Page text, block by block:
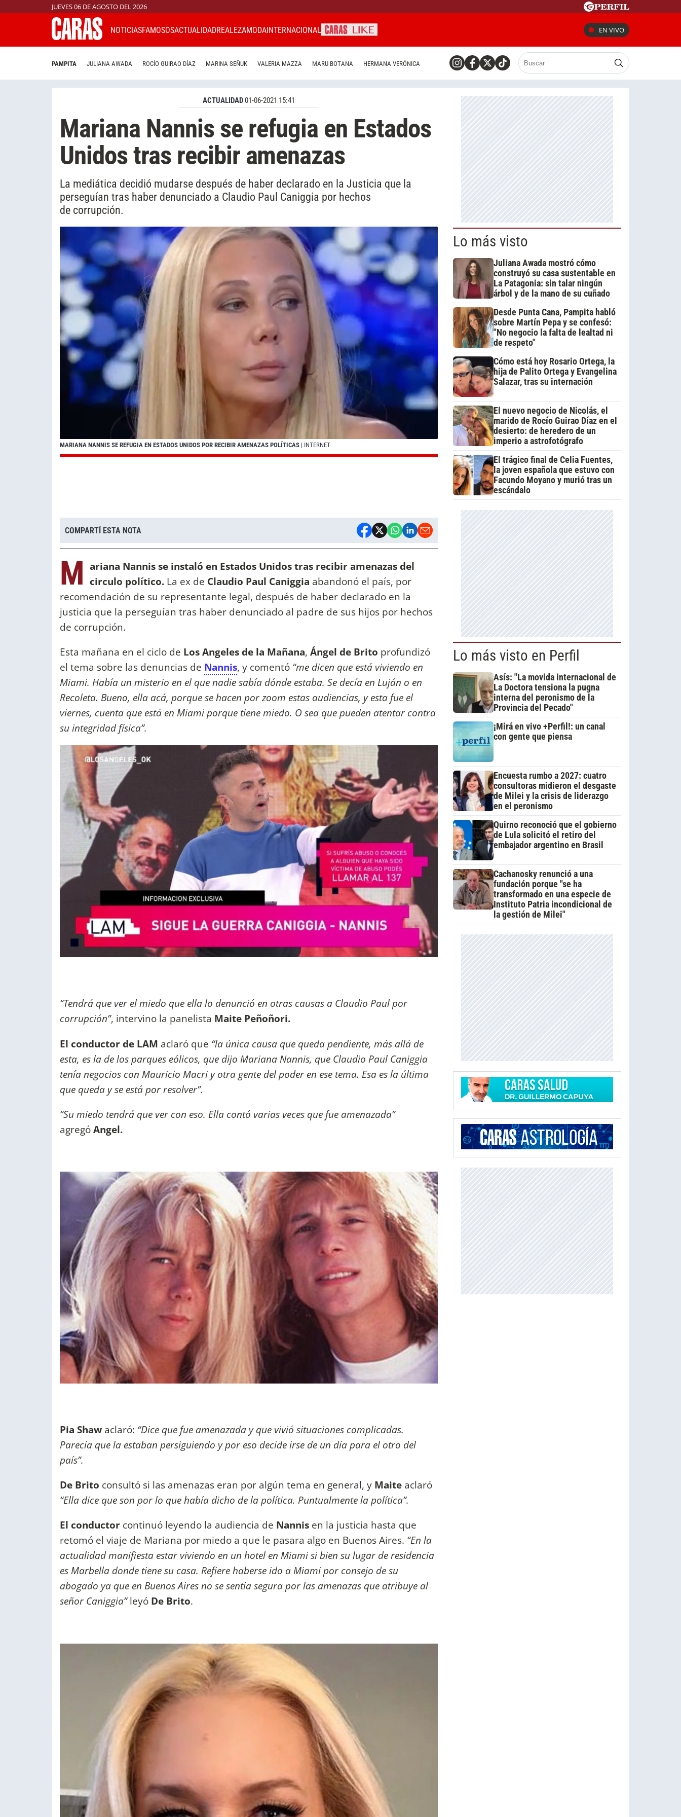
JUEVES 06 DE AGOSTO DEL 2026
NOTICIASFAMOSOSACTUALIDADREALEZAMODAINTERNACIONAL EN VIVO
PAMPITA JULIANA AWADA ROCÍO GUIRAO DÍAZ MARINA SEÑUK VALERIA MAZZA MARU BOTANA HERMANA VERÓNICA
ACTUALIDAD01-06-2021 15:41
Mariana Nannis se refugia en Estados
Unidos tras recibir amenazas
La mediática decidió mudarse después de haber declarado en la Justicia que la
perseguían tras haber denunciado a Claudio Paul Caniggia por hechos
de corrupción.
MARIANA NANNIS SE REFUGIA EN ESTADOS UNIDOS POR RECIBIR AMENAZAS POLÍTICAS | INTERNET
COMPARTÍ ESTA NOTA
M ariana Nannis se instaló en Estados Unidos tras recibir amenazas del
circulo político. La ex de Claudio Paul Caniggia abandonó el país, por
recomendación de su representante legal, después de haber declarado en la
justicia que la perseguían tras haber denunciado al padre de sus hijos por hechos
de corrupción.
Esta mañana en el ciclo de Los Angeles de la Mañana, Ángel de Brito profundizó
el tema sobre las denuncias de Nannis, y comentó “me dicen que está viviendo en
Miami. Había un misterio en el que nadie sabía dónde estaba. Se decía en Luján o en
Recoleta. Bueno, ella acá, porque se hacen por zoom estas audiencias, y esta fue el
viernes, cuenta que está en Miami porque tiene miedo. O sea que pueden atentar contra
su integridad física”.
“Tendrá que ver el miedo que ella lo denunció en otras causas a Claudio Paul por
corrupción”, intervino la panelista Maite Peñoñori.
El conductor de LAM aclaró que “la única causa que queda pendiente, más allá de
esta, es la de los parques eólicos, que dijo Mariana Nannis, que Claudio Paul Caniggia
tenía negocios con Mauricio Macri y otra gente del poder en ese tema. Esa es la última
que queda y se está por resolver”.
“Su miedo tendrá que ver con eso. Ella contó varias veces que fue amenazada”
agregóAngel.
Pia Shaw aclaró: “Dice que fue amenazada y que vivió situaciones complicadas.
Parecía que la estaban persiguiendo y por eso decide irse de un día para el otro del
país”.
De Brito consultó si las amenazas eran por algún tema en general, y Maite aclaró
“Ella dice que son por lo que había dicho de la política. Puntualmente la política”.
El conductor continuó leyendo la audiencia de Nannis en la justicia hasta que
retomó el viaje de Mariana por miedo a que le pasara algo en Buenos Aires. “En la
actualidad manifiesta estar viviendo en un hotel en Miami si bien su lugar de residencia
es Marbella donde tiene su casa. Refiere haberse ido a Miami por consejo de su
abogado ya que en Buenos Aires no se sentía segura por las amenazas que atribuye al
señor Caniggia”leyó De Brito.
Lo más visto
Juliana Awada mostró cómo
construyó su casa sustentable en
La Patagonia: sin talar ningún
árbol y de la mano de su cuñado
Desde Punta Cana, Pampita habló
sobre Martín Pepa y se confesó:
"No negocio la falta de lealtad ni
de respeto"
Cómo está hoy Rosario Ortega, la
hija de Palito Ortega y Evangelina
Salazar, tras su internación
El nuevo negocio de Nicolás, el
marido de Rocío Guirao Díaz en el
desierto: de heredero de un
imperio a astrofotógrafo
El trágico final de Celia Fuentes,
la joven española que estuvo con
Facundo Moyano y murió tras un
escándalo
Lo más visto en Perfil
Asís: "La movida internacional de
La Doctora tensiona la pugna
interna del peronismo de la
Provincia del Pecado"
¡Mirá en vivo +Perfil!: un canal
con gente que piensa
Encuesta rumbo a 2027: cuatro
consultoras midieron el desgaste
de Milei y la crisis de liderazgo
en el peronismo
Quirno reconoció que el gobierno
de Lula solicitó el retiro del
embajador argentino en Brasil
Cachanosky renunció a una
fundación porque "se ha
transformado en una especie de
Instituto Patria incondicional de
la gestión de Milei"